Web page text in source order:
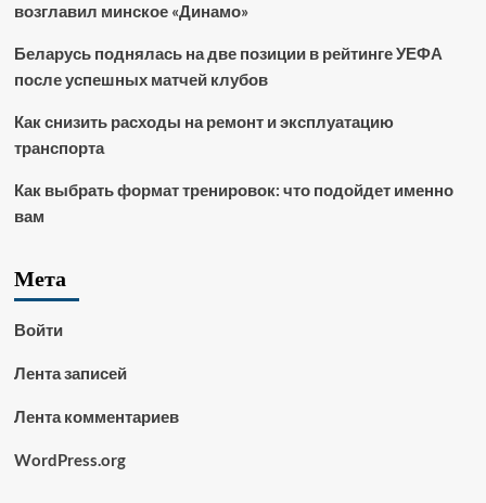
возглавил минское «Динамо»
Беларусь поднялась на две позиции в рейтинге УЕФА
после успешных матчей клубов
Как снизить расходы на ремонт и эксплуатацию
транспорта
Как выбрать формат тренировок: что подойдет именно
вам
Мета
Войти
Лента записей
Лента комментариев
WordPress.org